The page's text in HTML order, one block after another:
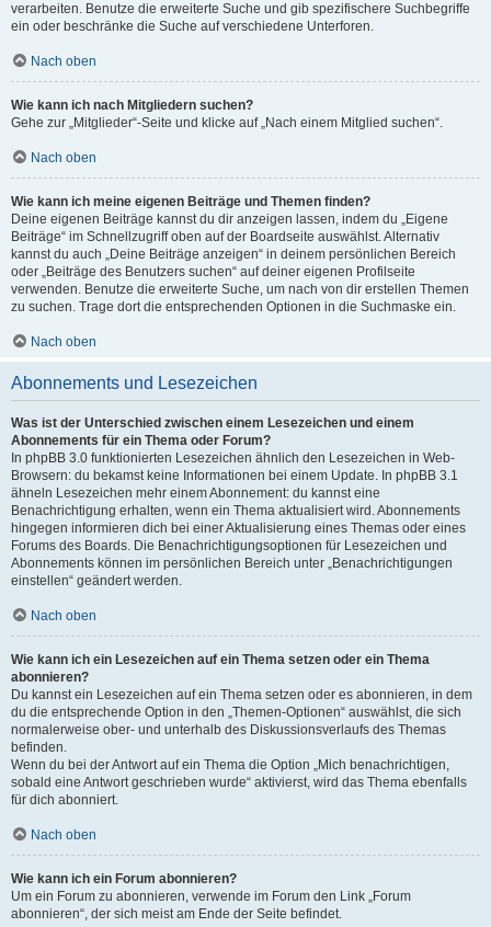
verarbeiten. Benutze die erweiterte Suche und gib spezifischere Suchbegriffe
ein oder beschränke die Suche auf verschiedene Unterforen.
Nach oben
Wie kann ich nach Mitgliedern suchen?
Gehe zur „Mitglieder“-Seite und klicke auf „Nach einem Mitglied suchen“.
Nach oben
Wie kann ich meine eigenen Beiträge und Themen finden?
Deine eigenen Beiträge kannst du dir anzeigen lassen, indem du „Eigene
Beiträge“ im Schnellzugriff oben auf der Boardseite auswählst. Alternativ
kannst du auch „Deine Beiträge anzeigen“ in deinem persönlichen Bereich
oder „Beiträge des Benutzers suchen“ auf deiner eigenen Profilseite
verwenden. Benutze die erweiterte Suche, um nach von dir erstellen Themen
zu suchen. Trage dort die entsprechenden Optionen in die Suchmaske ein.
Nach oben
Abonnements und Lesezeichen
Was ist der Unterschied zwischen einem Lesezeichen und einem
Abonnements für ein Thema oder Forum?
In phpBB 3.0 funktionierten Lesezeichen ähnlich den Lesezeichen in Web-
Browsern: du bekamst keine Informationen bei einem Update. In phpBB 3.1
ähneln Lesezeichen mehr einem Abonnement: du kannst eine
Benachrichtigung erhalten, wenn ein Thema aktualisiert wird. Abonnements
hingegen informieren dich bei einer Aktualisierung eines Themas oder eines
Forums des Boards. Die Benachrichtigungsoptionen für Lesezeichen und
Abonnements können im persönlichen Bereich unter „Benachrichtigungen
einstellen“ geändert werden.
Nach oben
Wie kann ich ein Lesezeichen auf ein Thema setzen oder ein Thema
abonnieren?
Du kannst ein Lesezeichen auf ein Thema setzen oder es abonnieren, in dem
du die entsprechende Option in den „Themen-Optionen“ auswählst, die sich
normalerweise ober- und unterhalb des Diskussionsverlaufs des Themas
befinden.
Wenn du bei der Antwort auf ein Thema die Option „Mich benachrichtigen,
sobald eine Antwort geschrieben wurde“ aktivierst, wird das Thema ebenfalls
für dich abonniert.
Nach oben
Wie kann ich ein Forum abonnieren?
Um ein Forum zu abonnieren, verwende im Forum den Link „Forum
abonnieren“, der sich meist am Ende der Seite befindet.